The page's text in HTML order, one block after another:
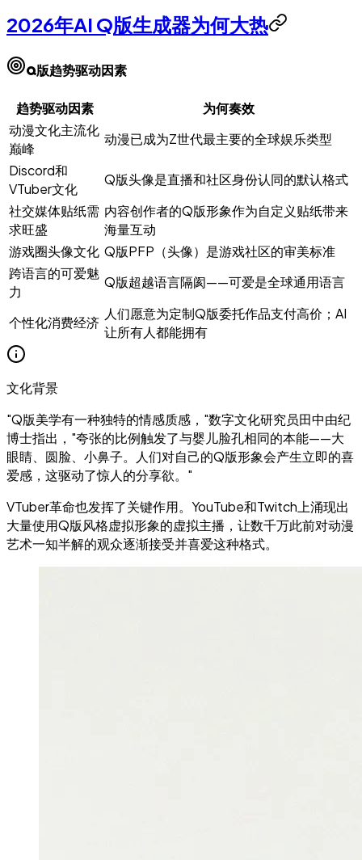
2026年AI Q版生成器为何大热
Q版趋势驱动因素
趋势驱动因素
为何奏效
动漫文化主流化
巅峰
动漫已成为Z世代最主要的全球娱乐类型
Discord和
VTuber文化
Q版头像是直播和社区身份认同的默认格式
社交媒体贴纸需
求旺盛
内容创作者的Q版形象作为自定义贴纸带来
海量互动
游戏圈头像文化 Q版PFP（头像）是游戏社区的审美标准
跨语言的可爱魅
力
Q版超越语言隔阂——可爱是全球通用语言
个性化消费经济
人们愿意为定制Q版委托作品支付高价；AI
让所有人都能拥有
文化背景
"Q版美学有一种独特的情感质感，"数字文化研究员田中由纪
博士指出，"夸张的比例触发了与婴儿脸孔相同的本能——大
眼睛、圆脸、小鼻子。人们对自己的Q版形象会产生立即的喜
爱感，这驱动了惊人的分享欲。"
VTuber革命也发挥了关键作用。YouTube和Twitch上涌现出
大量使用Q版风格虚拟形象的虚拟主播，让数千万此前对动漫
艺术一知半解的观众逐渐接受并喜爱这种格式。